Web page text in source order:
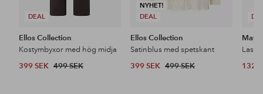
DEAL
Ellos Collection
Kostymbyxor med hög midja
399 SEK 499 SEK
NYHET!
DEAL
Ellos Collection
Satinblus med spetskant
399 SEK 499 SEK 132